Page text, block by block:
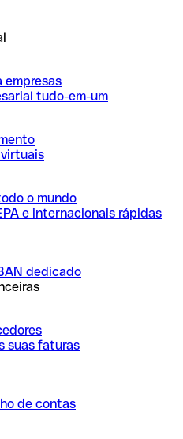
empresas
tudo-em-um
o mundo
e internacionais rápidas
dedicado
suas faturas
de contas